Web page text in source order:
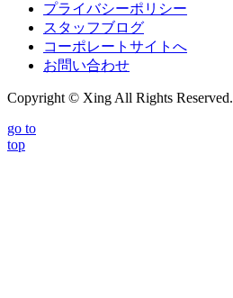
プライバシーポリシー
スタッフブログ
コーポレートサイトへ
お問い合わせ
Copyright © Xing All Rights Reserved.
go to
top